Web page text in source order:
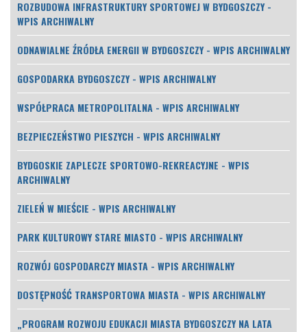
ROZBUDOWA INFRASTRUKTURY SPORTOWEJ W BYDGOSZCZY -
WPIS ARCHIWALNY
ODNAWIALNE ŹRÓDŁA ENERGII W BYDGOSZCZY - WPIS ARCHIWALNY
GOSPODARKA BYDGOSZCZY - WPIS ARCHIWALNY
WSPÓŁPRACA METROPOLITALNA - WPIS ARCHIWALNY
BEZPIECZEŃSTWO PIESZYCH - WPIS ARCHIWALNY
BYDGOSKIE ZAPLECZE SPORTOWO-REKREACYJNE - WPIS
ARCHIWALNY
ZIELEŃ W MIEŚCIE - WPIS ARCHIWALNY
PARK KULTUROWY STARE MIASTO - WPIS ARCHIWALNY
ROZWÓJ GOSPODARCZY MIASTA - WPIS ARCHIWALNY
DOSTĘPNOŚĆ TRANSPORTOWA MIASTA - WPIS ARCHIWALNY
„PROGRAM ROZWOJU EDUKACJI MIASTA BYDGOSZCZY NA LATA